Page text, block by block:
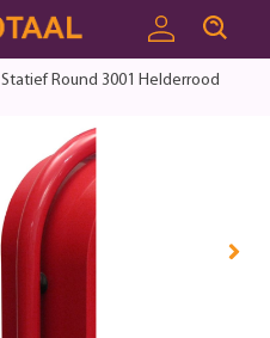
Statief Round 3001 Helderrood